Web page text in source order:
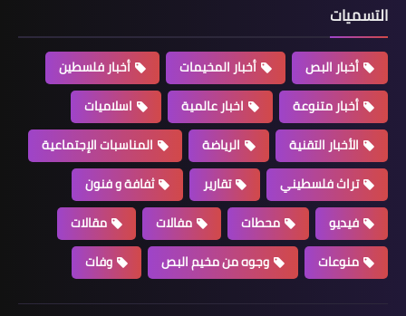
أخبار البص
أطفال المخيمات الفلسطينية في الجنوب
يودعون مدارسهم: نعمل لإعالة أهلنا!
التسميات
أخبار البص أخبار المخيمات
أخبار فلسطين
أخبار متنوعة
اخبار عالمية
اسلاميات
الأخبار التقنية
الرياضة
المناسبات الإجتماعية
تراث فلسطيني
تقارير
ثفافة و فنون
فيديو
محطات مفالات
مقالات
منوعات
وجوه من مخيم البص وفات